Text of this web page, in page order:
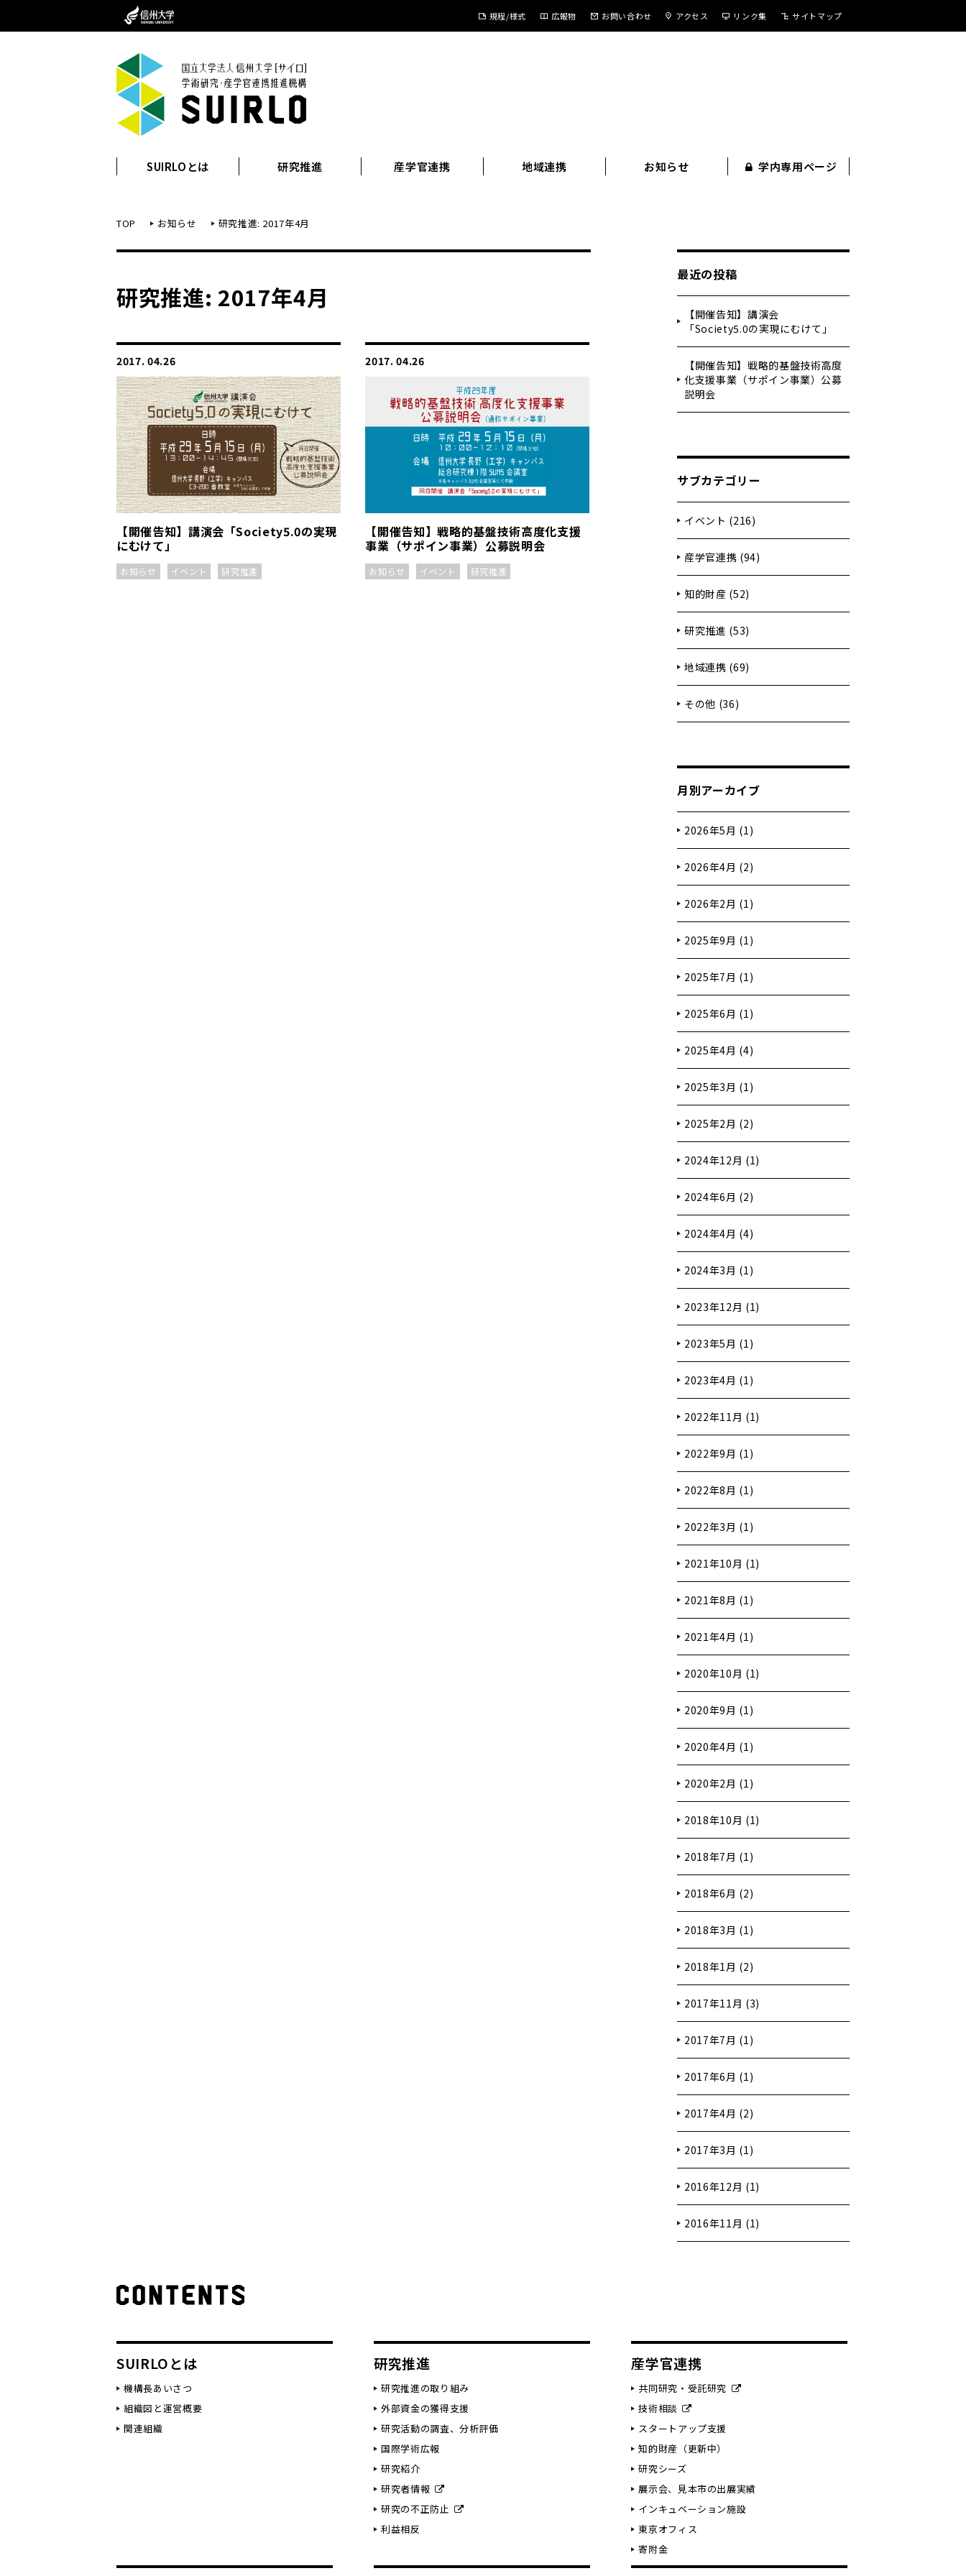
サイトマップ
リンク集
アクセス
お問い合わせ
広報物
規程/様式
SUIRLOとは 研究推進 産学官連携 地域連携 お知らせ 学内専用ページ
TOP お知らせ 研究推進: 2017年4月
研究推進: 2017年4月
2017. 04.26
【開催告知】講演会「Society5.0の実現
にむけて」
お知らせ イベント 研究推進
2017. 04.26
【開催告知】戦略的基盤技術高度化支援
事業（サポイン事業）公募説明会
お知らせ イベント 研究推進
最近の投稿
【開催告知】講演会
「Society5.0の実現にむけて」
【開催告知】戦略的基盤技術高度
化支援事業（サポイン事業）公募
説明会
サブカテゴリー
イベント (216)
産学官連携 (94)
知的財産 (52)
研究推進 (53)
地域連携 (69)
その他 (36)
月別アーカイブ
2026年5月 (1)
2026年4月 (2)
2026年2月 (1)
2025年9月 (1)
2025年7月 (1)
2025年6月 (1)
2025年4月 (4)
2025年3月 (1)
2025年2月 (2)
2024年12月 (1)
2024年6月 (2)
2024年4月 (4)
2024年3月 (1)
2023年12月 (1)
2023年5月 (1)
2023年4月 (1)
2022年11月 (1)
2022年9月 (1)
2022年8月 (1)
2022年3月 (1)
2021年10月 (1)
2021年8月 (1)
2021年4月 (1)
2020年10月 (1)
2020年9月 (1)
2020年4月 (1)
2020年2月 (1)
2018年10月 (1)
2018年7月 (1)
2018年6月 (2)
2018年3月 (1)
2018年1月 (2)
2017年11月 (3)
2017年7月 (1)
2017年6月 (1)
2017年4月 (2)
2017年3月 (1)
2016年12月 (1)
2016年11月 (1)
SUIRLOとは
機構長あいさつ
組織図と運営概要
関連組織
研究推進
研究推進の取り組み
外部資金の獲得支援
研究活動の調査、分析評価
国際学術広報
研究紹介
研究者情報
研究の不正防止
利益相反
産学官連携
共同研究・受託研究
技術相談
スタートアップ支援
知的財産（更新中）
研究シーズ
展示会、見本市の出展実績
インキュベーション施設
東京オフィス
寄附金